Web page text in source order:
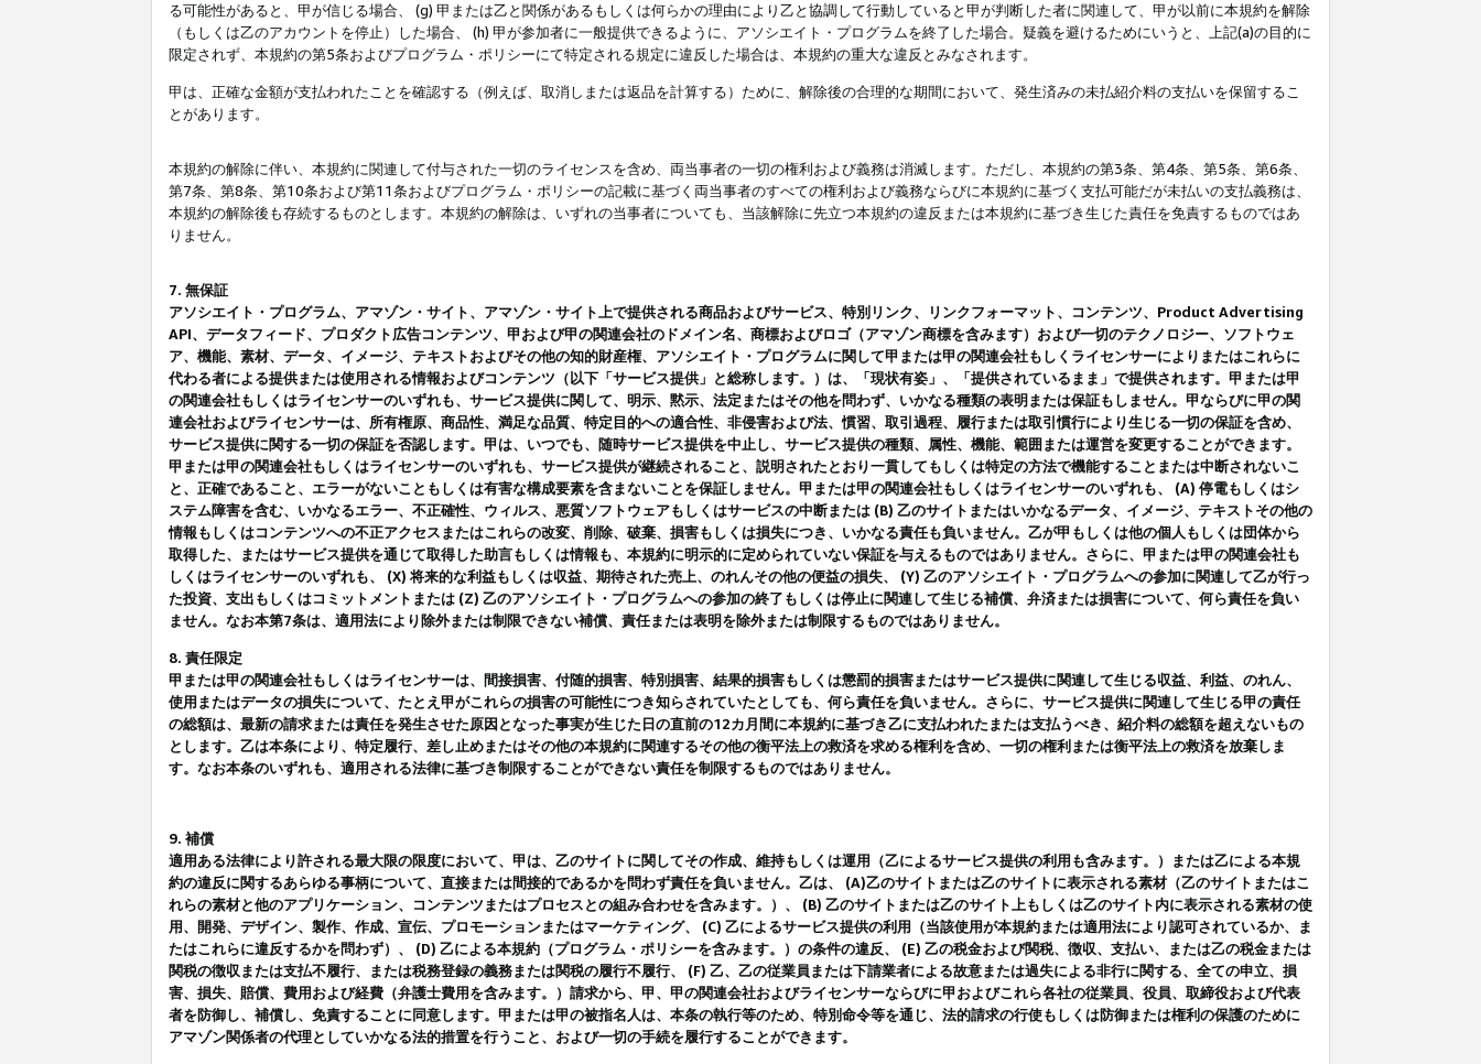
る可能性があると、甲が信じる場合、 (g) 甲または乙と関係があるもしくは何らかの理由により乙と協調して行動していると甲が判断した者に関連して、甲が以前に本規約を解除
（もしくは乙のアカウントを停止）した場合、 (h) 甲が参加者に一般提供できるように、アソシエイト・プログラムを終了した場合。疑義を避けるためにいうと、上記(a)の目的に
限定されず、本規約の第5条およびプログラム・ポリシーにて特定される規定に違反した場合は、本規約の重大な違反とみなされます。
甲は、正確な金額が支払われたことを確認する（例えば、取消しまたは返品を計算する）ために、解除後の合理的な期間において、発生済みの未払紹介料の支払いを保留するこ
とがあります。
本規約の解除に伴い、本規約に関連して付与された一切のライセンスを含め、両当事者の一切の権利および義務は消滅します。ただし、本規約の第3条、第4条、第5条、第6条、
第7条、第8条、第10条および第11条およびプログラム・ポリシーの記載に基づく両当事者のすべての権利および義務ならびに本規約に基づく支払可能だが未払いの支払義務は、
本規約の解除後も存続するものとします。本規約の解除は、いずれの当事者についても、当該解除に先立つ本規約の違反または本規約に基づき生じた責任を免責するものではあ
りません。
7. 無保証
アソシエイト・プログラム、アマゾン・サイト、アマゾン・サイト上で提供される商品およびサービス、特別リンク、リンクフォーマット、コンテンツ、Product Advertising
API、データフィード、プロダクト広告コンテンツ、甲および甲の関連会社のドメイン名、商標およびロゴ（アマゾン商標を含みます）および一切のテクノロジー、ソフトウェ
ア、機能、素材、データ、イメージ、テキストおよびその他の知的財産権、アソシエイト・プログラムに関して甲または甲の関連会社もしくライセンサーによりまたはこれらに
代わる者による提供または使用される情報およびコンテンツ（以下「サービス提供」と総称します。）は、「現状有姿」、「提供されているまま」で提供されます。甲または甲
の関連会社もしくはライセンサーのいずれも、サービス提供に関して、明示、黙示、法定またはその他を問わず、いかなる種類の表明または保証もしません。甲ならびに甲の関
連会社およびライセンサーは、所有権原、商品性、満足な品質、特定目的への適合性、非侵害および法、慣習、取引過程、履行または取引慣行により生じる一切の保証を含め、
サービス提供に関する一切の保証を否認します。甲は、いつでも、随時サービス提供を中止し、サービス提供の種類、属性、機能、範囲または運営を変更することができます。
甲または甲の関連会社もしくはライセンサーのいずれも、サービス提供が継続されること、説明されたとおり一貫してもしくは特定の方法で機能することまたは中断されないこ
と、正確であること、エラーがないこともしくは有害な構成要素を含まないことを保証しません。甲または甲の関連会社もしくはライセンサーのいずれも、 (A) 停電もしくはシ
ステム障害を含む、いかなるエラー、不正確性、ウィルス、悪質ソフトウェアもしくはサービスの中断または (B) 乙のサイトまたはいかなるデータ、イメージ、テキストその他の
情報もしくはコンテンツへの不正アクセスまたはこれらの改変、削除、破棄、損害もしくは損失につき、いかなる責任も負いません。乙が甲もしくは他の個人もしくは団体から
取得した、またはサービス提供を通じて取得した助言もしくは情報も、本規約に明示的に定められていない保証を与えるものではありません。さらに、甲または甲の関連会社も
しくはライセンサーのいずれも、 (X) 将来的な利益もしくは収益、期待された売上、のれんその他の便益の損失、 (Y) 乙のアソシエイト・プログラムへの参加に関連して乙が行っ
た投資、支出もしくはコミットメントまたは (Z) 乙のアソシエイト・プログラムへの参加の終了もしくは停止に関連して生じる補償、弁済または損害について、何ら責任を負い
ません。なお本第7条は、適用法により除外または制限できない補償、責任または表明を除外または制限するものではありません。
8. 責任限定
甲または甲の関連会社もしくはライセンサーは、間接損害、付随的損害、特別損害、結果的損害もしくは懲罰的損害またはサービス提供に関連して生じる収益、利益、のれん、
使用またはデータの損失について、たとえ甲がこれらの損害の可能性につき知らされていたとしても、何ら責任を負いません。さらに、サービス提供に関連して生じる甲の責任
の総額は、最新の請求または責任を発生させた原因となった事実が生じた日の直前の12カ月間に本規約に基づき乙に支払われたまたは支払うべき、紹介料の総額を超えないもの
とします。乙は本条により、特定履行、差し止めまたはその他の本規約に関連するその他の衡平法上の救済を求める権利を含め、一切の権利または衡平法上の救済を放棄しま
す。なお本条のいずれも、適用される法律に基づき制限することができない責任を制限するものではありません。
9. 補償
適用ある法律により許される最大限の限度において、甲は、乙のサイトに関してその作成、維持もしくは運用（乙によるサービス提供の利用も含みます。）または乙による本規
約の違反に関するあらゆる事柄について、直接または間接的であるかを問わず責任を負いません。乙は、 (A)乙のサイトまたは乙のサイトに表示される素材（乙のサイトまたはこ
れらの素材と他のアプリケーション、コンテンツまたはプロセスとの組み合わせを含みます。）、 (B) 乙のサイトまたは乙のサイト上もしくは乙のサイト内に表示される素材の使
用、開発、デザイン、製作、作成、宣伝、プロモーションまたはマーケティング、 (C) 乙によるサービス提供の利用（当該使用が本規約または適用法により認可されているか、ま
たはこれらに違反するかを問わず）、 (D) 乙による本規約（プログラム・ポリシーを含みます。）の条件の違反、 (E) 乙の税金および関税、徴収、支払い、または乙の税金または
関税の徴収または支払不履行、または税務登録の義務または関税の履行不履行、 (F) 乙、乙の従業員または下請業者による故意または過失による非行に関する、全ての申立、損
害、損失、賠償、費用および経費（弁護士費用を含みます。）請求から、甲、甲の関連会社およびライセンサーならびに甲およびこれら各社の従業員、役員、取締役および代表
者を防御し、補償し、免責することに同意します。甲または甲の被指名人は、本条の執行等のため、特別命令等を通じ、法的請求の行使もしくは防御または権利の保護のために
アマゾン関係者の代理としていかなる法的措置を行うこと、および一切の手続を履行することができます。